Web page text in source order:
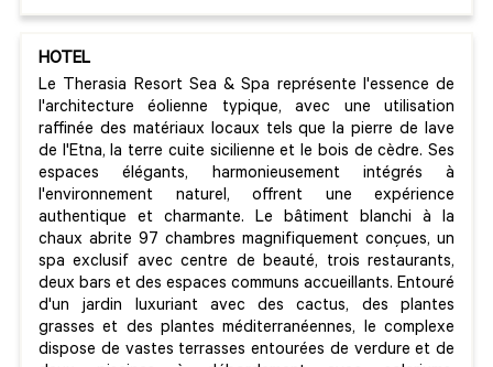
HOTEL
Le Therasia Resort Sea & Spa représente l'essence de
l'architecture éolienne typique, avec une utilisation
raffinée des matériaux locaux tels que la pierre de lave
de l'Etna, la terre cuite sicilienne et le bois de cèdre. Ses
espaces élégants, harmonieusement intégrés à
l'environnement naturel, offrent une expérience
authentique et charmante. Le bâtiment blanchi à la
chaux abrite 97 chambres magnifiquement conçues, un
spa exclusif avec centre de beauté, trois restaurants,
deux bars et des espaces communs accueillants. Entouré
d'un jardin luxuriant avec des cactus, des plantes
grasses et des plantes méditerranéennes, le complexe
dispose de vastes terrasses entourées de verdure et de